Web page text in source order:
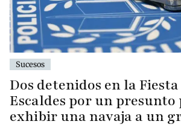
Sucesos
Dos detenidos en la
Escaldes por un presunto
exhibir una navaja a un